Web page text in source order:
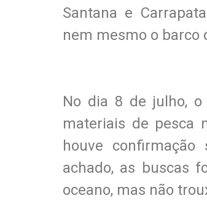
Santana e
nem mesmo o barco
No dia 8 de julho, o
materiais de pesca
houve
achado, as buscas
oceano, mas não